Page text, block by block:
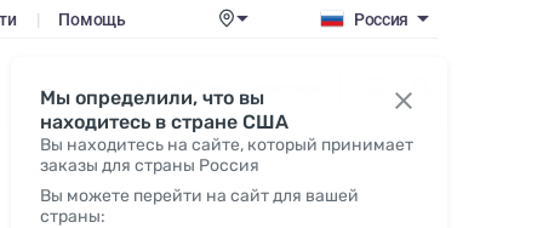
Мы определили, что вы
находитесь в стране США
Вы находитесь на сайте, который принимает
заказы для страны Россия
Вы можете перейти на сайт для вашей
страны:
| Помощь Россия